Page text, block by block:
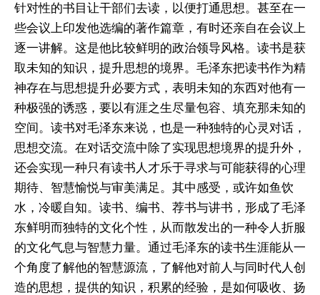
针对性的书目让干部们去读，以便打通思想。甚至在一
些会议上印发他选编的著作篇章，有时还亲自在会议上
逐一讲解。这是他比较鲜明的政治领导风格。读书是获
取未知的知识，提升思想的境界。毛泽东把读书作为精
神存在与思想提升必要方式，表明未知的东西对他有一
种极强的诱惑，要以有涯之生尽量包容、填充那未知的
空间。读书对毛泽东来说，也是一种独特的心灵对话，
思想交流。在对话交流中除了实现思想境界的提升外，
还会实现一种只有读书人才乐于寻求与可能获得的心理
期待、智慧愉悦与审美满足。其中感受，或许如鱼饮
水，冷暖自知。读书、编书、荐书与讲书，形成了毛泽
东鲜明而独特的文化个性，从而散发出的一种令人折服
的文化气息与智慧力量。通过毛泽东的读书生涯能从一
个角度了解他的智慧源流，了解他对前人与同时代人创
造的思想，提供的知识，积累的经验，是如何吸收、扬